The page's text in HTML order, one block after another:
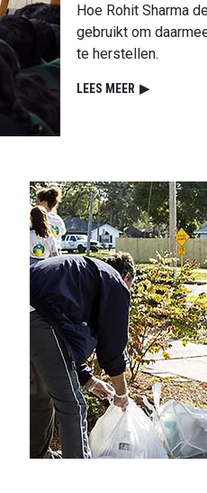
Hoe Rohit Sharma
gebruikt om
te herstellen.
LEES MEER ▶